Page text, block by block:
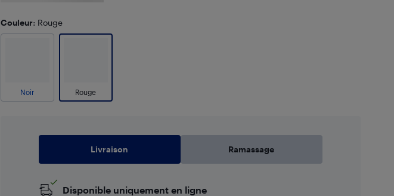
Couleur: Rouge
Noir Rouge
Livraison Ramassage
Disponible uniquement en ligne